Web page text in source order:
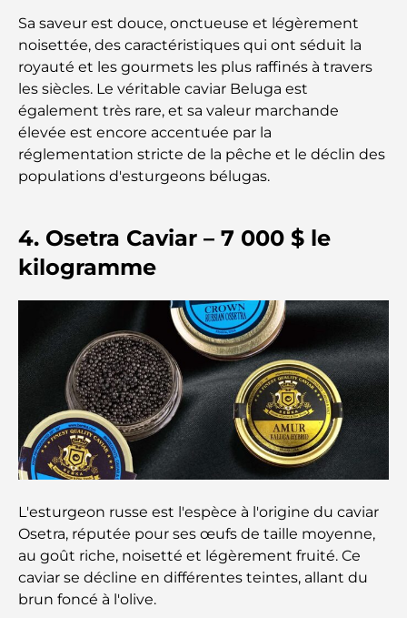
Les meilleures entreprises de déménagement à
Dubaï : un guide complet
Palm Jebel Ali contre Palm Jumeirah : une
comparaison claire pour les acheteurs immobiliers
avisés
À la découverte des sites historiques de Dubaï : un
voyage à travers le temps
Les 7 meilleurs restaurants de Dubai Creek
Harbour où dîner
Les meilleures écoles de Dubai Marina : un guide
adapté aux familles
Restaurants à Dubai Hills : Les meilleures adresses
gourmandes d’un quartier en pleine expansion
Les meilleurs parcours de golf de championnat à
Dubaï
Résidences en bord de mer à Dubaï : le luxe au
bord de la mer
Sa saveur est douce, onctueuse et légèrement
noisettée, des caractéristiques qui ont séduit la
royauté et les gourmets les plus raffinés à travers
les siècles. Le véritable caviar Beluga est
également très rare, et sa valeur marchande
élevée est encore accentuée par la
réglementation stricte de la pêche et le déclin des
populations d'esturgeons bélugas.
4. Osetra Caviar – 7 000 $ le
kilogramme
L'esturgeon russe est l'espèce à l'origine du caviar
Osetra, réputée pour ses œufs de taille moyenne,
au goût riche, noisetté et légèrement fruité. Ce
caviar se décline en différentes teintes, allant du
brun foncé à l'olive.